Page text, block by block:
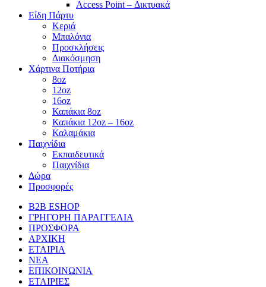
Access Point – Δικτυακά
Είδη Πάρτυ
Κεριά
Μπαλόνια
Προσκλήσεις
Διακόσμηση
Χάρτινα Ποτήρια
8oz
12oz
16oz
Καπάκια 8oz
Καπάκια 12oz – 16oz
Καλαμάκια
Παιχνίδια
Εκπαιδευτικά
Παιχνίδια
Δώρα
Προσφορές
B2B ESHOP
ΓΡΗΓΟΡΗ ΠΑΡΑΓΓΕΛΙΑ
ΠΡΟΣΦΟΡΑ
ΑΡΧΙΚΗ
ΕΤΑΙΡΙΑ
ΝΕΑ
ΕΠΙΚΟΙΝΩΝΙΑ
ΕΤΑΙΡΙΕΣ